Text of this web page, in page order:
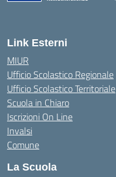
Link Esterni
MIUR
Ufficio Scolastico Regionale
Ufficio Scolastico Territoriale
Scuola in Chiaro
Iscrizioni On Line
Invalsi
Comune
La Scuola